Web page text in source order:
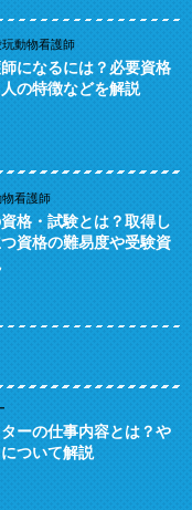
玩動物看護師
になるには？必要資格
の特徴などを解説
物看護師
格・試験とは？取得し
資格の難易度や受験資
ーの仕事内容とは？や
ついて解説